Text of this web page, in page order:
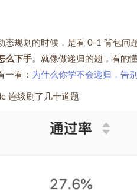
态规划的时候，是看 0-1 背包问
么下手。就像做递归的题，看的
一看： 为什么你学不会递归，告
连续刷了几十道题